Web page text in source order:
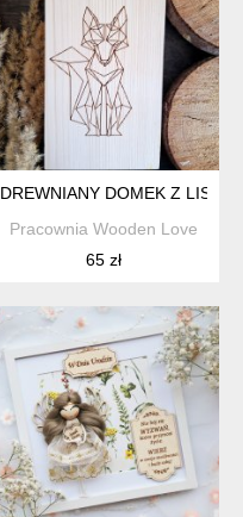
DREWNIANY DOMEK Z
Pracownia Wooden Love
65 zł